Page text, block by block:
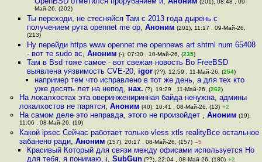
(201), 08:48 , 09-
Май-26, (202)
Ты переходи, не стесняйся Там с 2013 года дырень с
получением рута opennet me op, Аноним (201), 11:17 , 09-Май-26,
(213)
Ну перейди https www opennet me opennews art shtml num 65408
- вот те sudo вс, Аноним (-), 07:30 , 10-Май-26, (235)
Там в Bsd тоже самое - вот свежая новость Во FreeBSD
выявлена уязвимость CVE-20, igor(??), 12:59 , 11-Май-26, (254)
например тем что исправлено в тот же день, а для тех кто
уже десять лет на непод, нах. (?), 19:29 , 11-Май-26, (262)
На локалхостах эта оверинжениринная байда ненужна, админы
локалхостов не парятся, Аноним (40), 10:41 , 08-Май-26, (13) +2
На самом деле это неправда, этого не произойдет , Аноним (19),
11:06 , 08-Май-26, (19)
Какой ipsec Сейчас работает только vless xtls realityВсе остальное
забанено ради, Аноним (157), 20:17 , 08-Май-26, (157) –5
Красивый Который для связи между офисами используется Но
для тебя, я понимаю, i, SubGun(??), 22:04 , 08-Май-26, (180) +2